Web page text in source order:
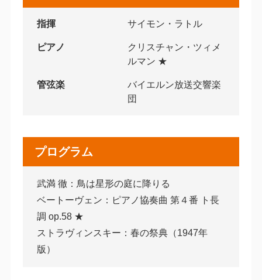
指揮 サイモン・ラトル
ピアノ
クリスチャン・ツィメ
ルマン ★
管弦楽
バイエルン放送交響楽
団
プログラム
武満 徹：鳥は星形の庭に降りる
ベートーヴェン：ピアノ協奏曲 第４番 ト長
調 op.58 ★
ストラヴィンスキー：春の祭典（1947年
版）